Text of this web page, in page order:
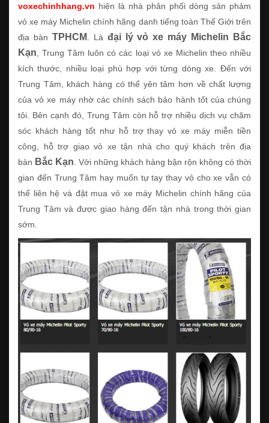
voxechinhhang.vn hiện là nhà phân phối dòng sản phảm
vỏ xe máy Michelin chính hãng danh tiếng toàn Thế Giới trên
địa bàn TPHCM . Là đại lý vỏ xe máy Michelin Bắc
Kạn , Trung Tâm luôn có các loại vỏ xe Michelin theo nhiều
kích thước, nhiều loại phù hợp với từng dòng xe. Đến với
Trung Tâm, khách hàng có thể yên tâm hơn về chất lượng
của vỏ xe máy nhờ các chính sách bảo hành tốt của chúng
tôi. Bên cạnh đó, Trung Tâm còn hỗ trợ nhiều dịch vụ chăm
sóc khách hàng tốt như hỗ trợ thay vỏ xe máy miễn tiền
công, hỗ trợ giao vỏ xe tận nhà cho quý khách trên địa
bàn Bắc Kạn . Với những khách hàng bận rộn không có thời
gian đến Trung Tâm hay muốn tự tay thay vỏ cho xe vẫn có
thể liên hệ và đặt mua vỏ xe máy Michelin chính hãng của
Trung Tâm và được giao hàng đến tận nhà trong thời gian
sớm.